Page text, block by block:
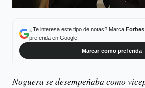
¿Te interesa este tipo de notas? Marca
preferida en Google.
Marcar como preferida
Noguera se desempeñaba como